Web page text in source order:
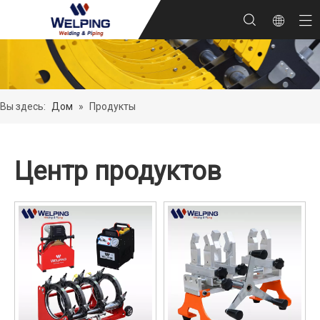
Вы здесь: Дом » Продукты
Центр продуктов